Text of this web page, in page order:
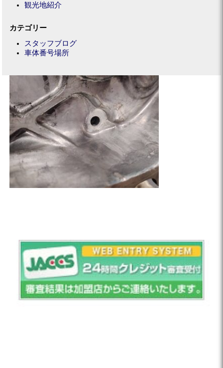
観光地紹介
カテゴリー
スタッフブログ
車体番号場所